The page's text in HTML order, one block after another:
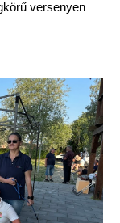
versenyen